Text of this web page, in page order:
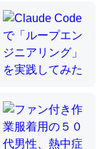
程度。
はなぜ海にいな